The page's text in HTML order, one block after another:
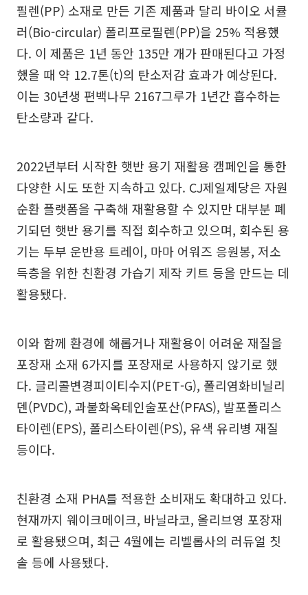
필렌(PP) 소재로 만든 기존 제품과 달리 바이오 서큘
러(Bio-circular) 폴리프로필렌(PP)을 25% 적용했
다. 이 제품은 1년 동안 135만 개가 판매된다고 가정
했을 때 약 12.7톤(t)의 탄소저감 효과가 예상된다.
이는 30년생 편백나무 2167그루가 1년간 흡수하는
탄소량과 같다.
2022년부터 시작한 햇반 용기 재활용 캠페인을 통한
다양한 시도 또한 지속하고 있다. CJ제일제당은 자원
순환 플랫폼을 구축해 재활용할 수 있지만 대부분 폐
기되던 햇반 용기를 직접 회수하고 있으며, 회수된 용
기는 두부 운반용 트레이, 마마 어워즈 응원봉, 저소
득층을 위한 친환경 가습기 제작 키트 등을 만드는 데
활용됐다.
이와 함께 환경에 해롭거나 재활용이 어려운 재질을
포장재 소재 6가지를 포장재로 사용하지 않기로 했
다. 글리콜변경피이티수지(PET-G), 폴리염화비닐리
덴(PVDC), 과불화옥테인술포산(PFAS), 발포폴리스
타이렌(EPS), 폴리스타이렌(PS), 유색 유리병 재질
등이다.
친환경 소재 PHA를 적용한 소비재도 확대하고 있다.
현재까지 웨이크메이크, 바닐라코, 올리브영 포장재
로 활용됐으며, 최근 4월에는 리벨롭사의 러듀얼 칫
솔 등에 사용됐다.